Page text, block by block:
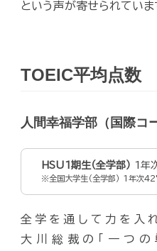
という声が寄せられていま
TOEIC平均点数
人間幸福学部（国際コ
HSU1期生（全学部） 1年
※全国大学生（全学部） 1年次
全学を通して力を入
大川総裁の「一つの